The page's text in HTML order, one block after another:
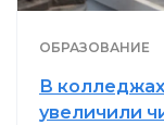
ОБРАЗОВАНИЕ
В
увеличили